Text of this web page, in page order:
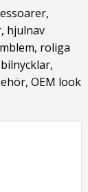
hjulnav
roliga
OEM look